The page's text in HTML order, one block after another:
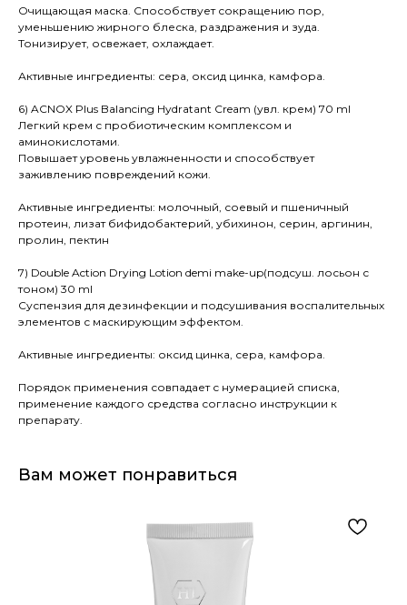
Очищающая маска. Способствует сокращению пор,
уменьшению жирного блеска, раздражения и зуда.
Тонизирует, освежает, охлаждает.
Активные ингредиенты: сера, оксид цинка, камфора.
6) ACNOX Plus Balancing Hydratant Cream (увл. крем) 70 ml
Легкий крем с пробиотическим комплексом и
аминокислотами.
Повышает уровень увлажненности и способствует
заживлению повреждений кожи.
Активные ингредиенты: молочный, соевый и пшеничный
протеин, лизат бифидобактерий, убихинон, серин, аргинин,
пролин, пектин
7) Double Action Drying Lotion demi make-up(подсуш. лосьон с
тоном) 30 ml
Суспензия для дезинфекции и подсушивания воспалительных
элементов с маскирующим эффектом.
Активные ингредиенты: оксид цинка, сера, камфора.
Порядок применения совпадает с нумерацией списка,
применение каждого средства согласно инструкции к
препарату.
Вам может понравиться